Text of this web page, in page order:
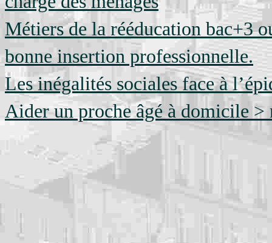
Métiers de la rééducation bac+3
bonne insertion professionnelle.
Les inégalités sociales face à
Aider un proche âgé à domicile >